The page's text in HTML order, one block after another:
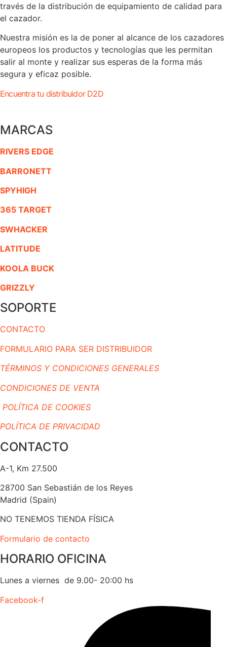
través de la distribución de equipamiento de calidad para
el cazador.
Nuestra misión es la de poner al alcance de los cazadores
europeos los productos y tecnologías que les permitan
salir al monte y realizar sus esperas de la forma más
segura y eficaz posible.
Encuentra tu distribuidor D2D
MARCAS
RIVERS EDGE
BARRONETT
SPYHIGH
365 TARGET
SWHACKER
LATITUDE
KOOLA BUCK
GRIZZLY
SOPORTE
CONTACTO
FORMULARIO PARA SER DISTRIBUIDOR
TÉRMINOS Y CONDICIONES GENERALES
CONDICIONES DE VENTA
POLÍTICA DE COOKIES
POLÍTICA DE PRIVACIDAD
CONTACTO
A-1, Km 27.500
28700 San Sebastián de los Reyes
Madrid (Spain)
NO TENEMOS TIENDA FÍSICA
Formulario de contacto
HORARIO OFICINA
Lunes a viernes de 9.00- 20:00 hs
Facebook-f